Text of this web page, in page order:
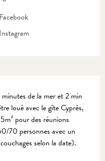
de la mer et 2 min
loué avec le gîte Cyprès,
pour des réunions
70 personnes avec un
selon la date).